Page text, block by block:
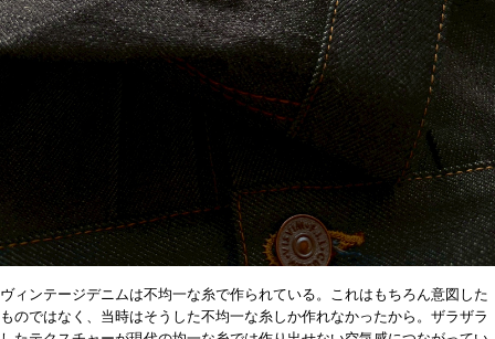
ヴィンテージデニムは不均一な糸で作られている。これはもちろん意図した
ものではなく、当時はそうした不均一な糸しか作れなかったから。ザラザラ